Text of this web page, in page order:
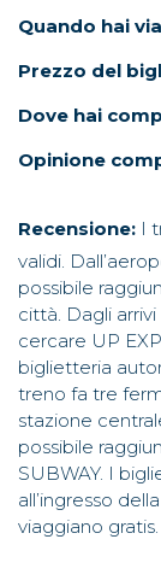
Quando hai
Prezzo del
Dove hai
Opinione
Recensione: I
validi.
possibile
città. Dagli
cercare UP
biglietteria
treno fa tre
stazione
possibile
SUBWAY. I
all’ingresso
viaggiano gratis.